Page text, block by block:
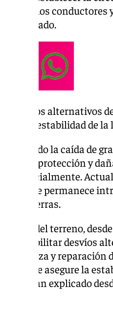
para los
declarado.
desvíos alternativos
y la inestabilidad de la
la caída de
de protección y
parcialmente.
aunque permanece
y tierras.
del terreno,
de habilitar desvíos
la limpieza y
y se asegure la
han explicado